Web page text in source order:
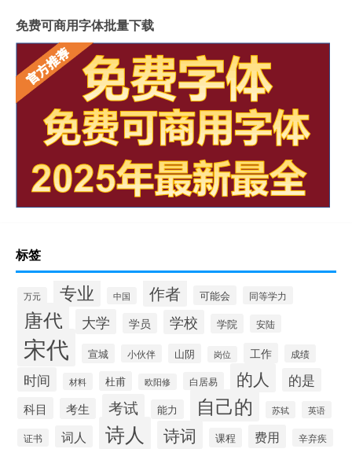
免费可商用字体批量下载
标签
万元 专业 中国 作者 可能会 同等学力
唐代 大学 学员 学校 学院 安陆
宋代 宣城 小伙伴 山阴 岗位 工作 成绩
时间 材料 杜甫 欧阳修 白居易 的人 的是
科目 考生 考试 能力 自己的 苏轼 英语
证书 词人 诗人 诗词 课程 费用
辛弃疾